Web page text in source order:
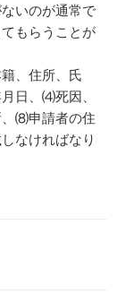
いのが通常で
もらうことが
、住所、氏
日、⑷死因、
⑻申請者の住
なければなり